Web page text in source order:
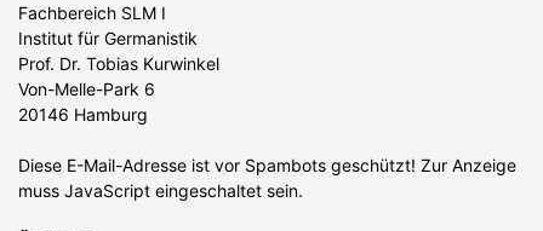
Fachbereich SLM I
Institut für Germanistik
Prof. Dr. Tobias Kurwinkel
Von-Melle-Park 6
20146 Hamburg
Diese E-Mail-Adresse ist vor Spambots geschützt! Zur Anzeige
muss JavaScript eingeschaltet sein.